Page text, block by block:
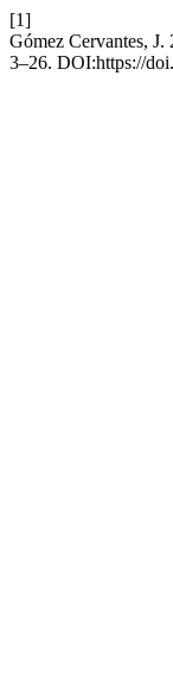
[1]
Gómez Cervantes,
3–26. DOI:https://